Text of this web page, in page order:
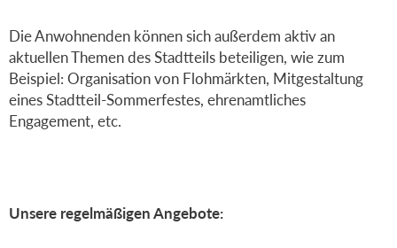
Die Anwohnenden können sich außerdem aktiv an
aktuellen Themen des Stadtteils beteiligen, wie zum
Beispiel: Organisation von Flohmärkten, Mitgestaltung
eines Stadtteil-Sommerfestes, ehrenamtliches
Engagement, etc.
Unsere regelmäßigen Angebote: